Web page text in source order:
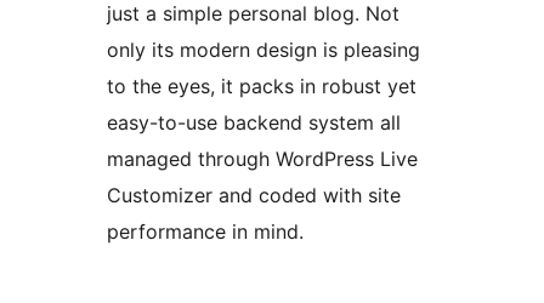
just a simple personal blog. Not
only its modern design is pleasing
to the eyes, it packs in robust yet
easy-to-use backend system all
managed through WordPress Live
Customizer and coded with site
performance in mind.